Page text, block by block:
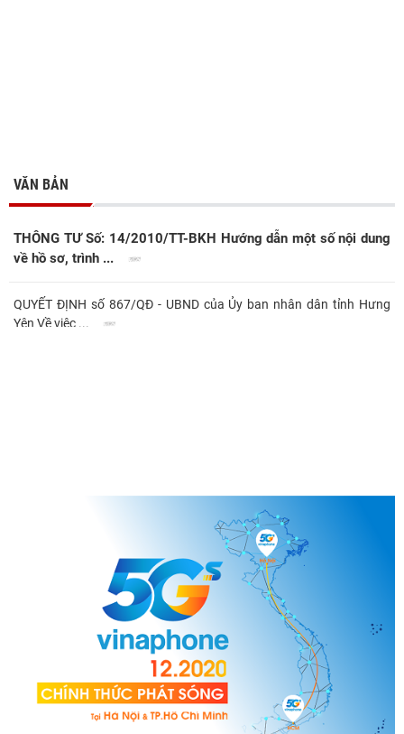
VĂN BẢN
THÔNG TƯ Số: 14/2010/TT-BKH Hướng dẫn một số nội dung
về hồ sơ, trình ...
QUYẾT ĐỊNH số 867/QĐ - UBND của Ủy ban nhân dân tỉnh Hưng
Yên Về việc ...